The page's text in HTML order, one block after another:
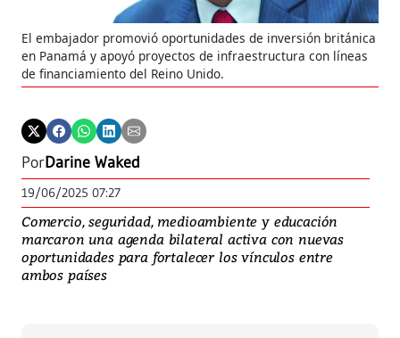
El embajador promovió oportunidades de inversión británica
en Panamá y apoyó proyectos de infraestructura con líneas
de financiamiento del Reino Unido.
PorDarine Waked
19/06/2025 07:27
Comercio, seguridad, medioambiente y educación
marcaron una agenda bilateral activa con nuevas
oportunidades para fortalecer los vínculos entre
ambos países